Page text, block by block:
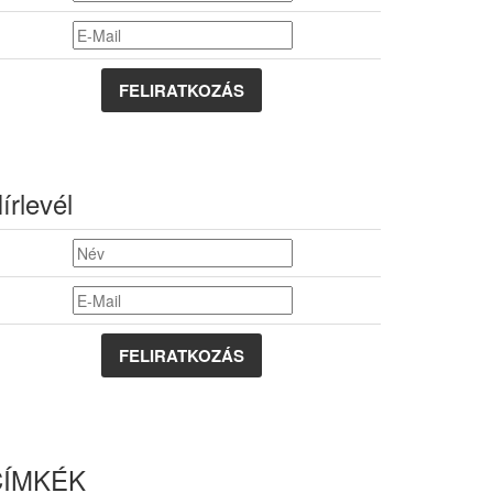
FELIRATKOZÁS